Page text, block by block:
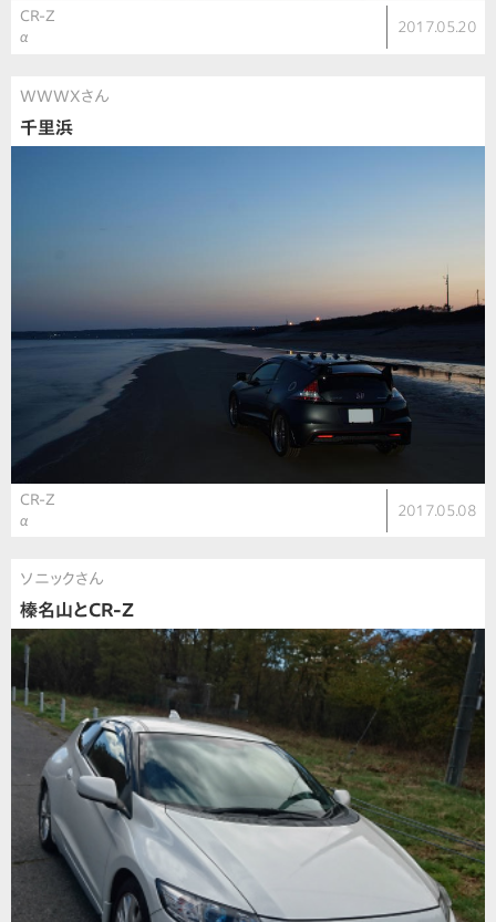
CR-Z
α
2017.05.20
WWWXさん
千里浜
CR-Z
α
2017.05.08
ソニックさん
榛名山とCR-Z